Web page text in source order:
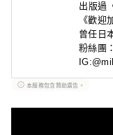
出版過
《歡迎
曾任日
粉絲團
本服務包含贊助廣告。